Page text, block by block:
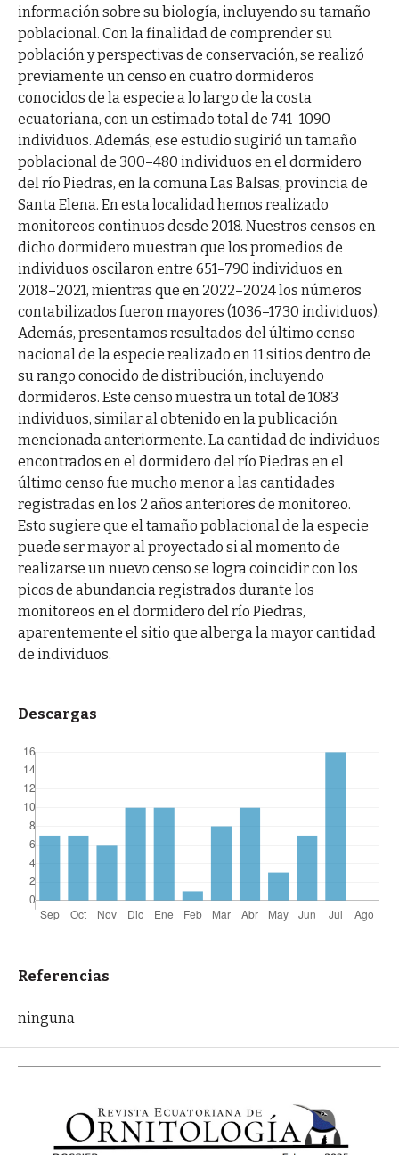
información sobre su biología, incluyendo su tamaño
poblacional. Con la finalidad de comprender su
población y perspectivas de conservación, se realizó
previamente un censo en cuatro dormideros
conocidos de la especie a lo largo de la costa
ecuatoriana, con un estimado total de 741–1090
individuos. Además, ese estudio sugirió un tamaño
poblacional de 300–480 individuos en el dormidero
del río Piedras, en la comuna Las Balsas, provincia de
Santa Elena. En esta localidad hemos realizado
monitoreos continuos desde 2018. Nuestros censos en
dicho dormidero muestran que los promedios de
individuos oscilaron entre 651–790 individuos en
2018–2021, mientras que en 2022–2024 los números
contabilizados fueron mayores (1036–1730 individuos).
Además, presentamos resultados del último censo
nacional de la especie realizado en 11 sitios dentro de
su rango conocido de distribución, incluyendo
dormideros. Este censo muestra un total de 1083
individuos, similar al obtenido en la publicación
mencionada anteriormente. La cantidad de individuos
encontrados en el dormidero del río Piedras en el
último censo fue mucho menor a las cantidades
registradas en los 2 años anteriores de monitoreo.
Esto sugiere que el tamaño poblacional de la especie
puede ser mayor al proyectado si al momento de
realizarse un nuevo censo se logra coincidir con los
picos de abundancia registrados durante los
monitoreos en el dormidero del río Piedras,
aparentemente el sitio que alberga la mayor cantidad
de individuos.
Descargas
Referencias
ninguna